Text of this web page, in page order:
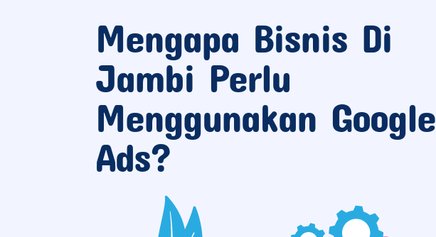
Mengapa Bisnis Di
Jambi Perlu
Menggunakan Google
Ads?